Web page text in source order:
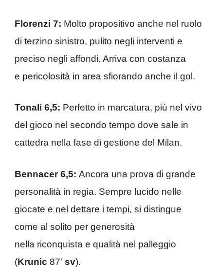
Florenzi 7: Molto propositivo anche nel ruolo
di terzino sinistro, pulito negli interventi e
preciso negli affondi. Arriva con costanza
e pericolosità in area sfiorando anche il gol.
Tonali 6,5: Perfetto in marcatura, più nel vivo
del gioco nel secondo tempo dove sale in
cattedra nella fase di gestione del Milan.
Bennacer 6,5: Ancora una prova di grande
personalità in regia. Sempre lucido nelle
giocate e nel dettare i tempi, si distingue
come al solito per generosità
nella riconquista e qualità nel palleggio
(Krunic 87′ sv).